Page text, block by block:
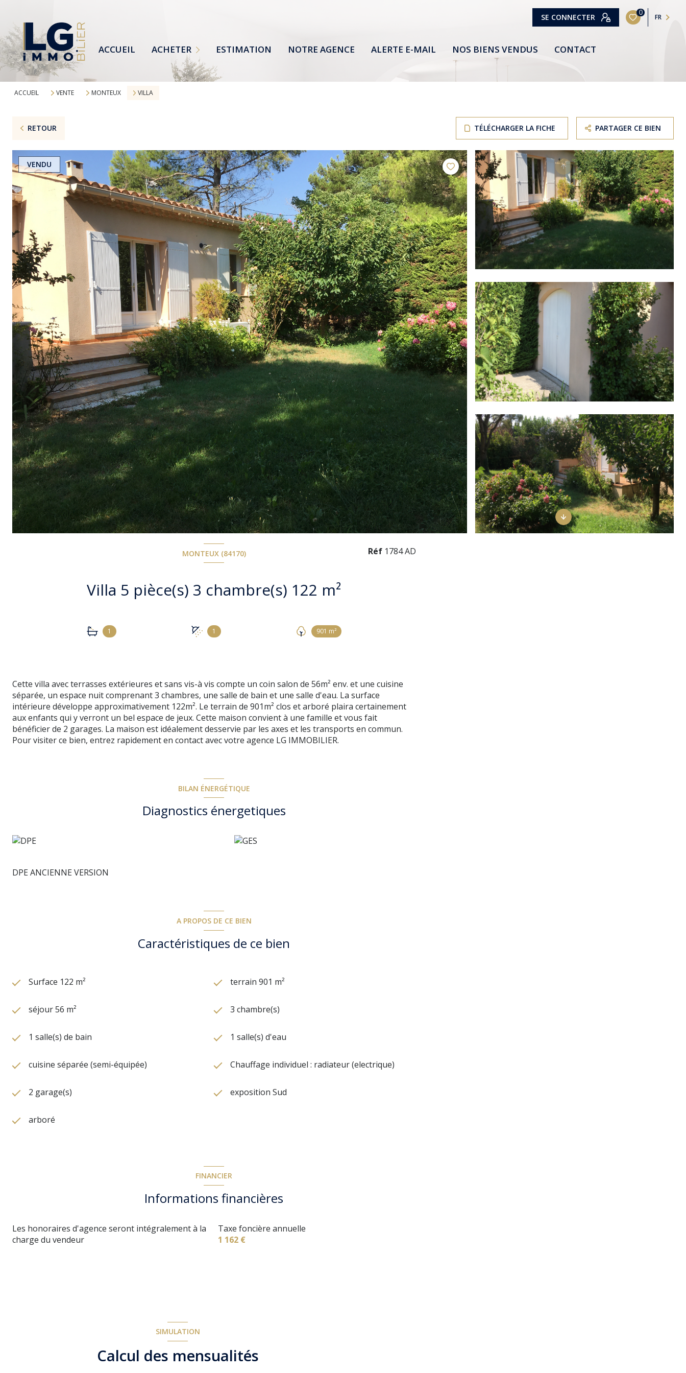
SE CONNECTER 0
FR
ACCUEIL ACHETER
TERRAINS
APPARTEMENTS
ESTIMATION NOTRE AGENCE ALERTE E-MAIL NOS BIENS VENDUS CONTACT
ACCUEIL VENTE MONTEUX VILLA
RETOUR TÉLÉCHARGER LA FICHE PARTAGER CE BIEN
VENDU
MONTEUX (84170)
Villa 5 pièce(s) 3 chambre(s) 122 m²
1 1 901 m²
Réf 1784 AD
Cette villa avec terrasses extérieures et sans vis-à vis compte un coin salon de 56m² env. et une cuisine
séparée, un espace nuit comprenant 3 chambres, une salle de bain et une salle d'eau. La surface
intérieure développe approximativement 122m². Le terrain de 901m² clos et arboré plaira certainement
aux enfants qui y verront un bel espace de jeux. Cette maison convient à une famille et vous fait
bénéficier de 2 garages. La maison est idéalement desservie par les axes et les transports en commun.
Pour visiter ce bien, entrez rapidement en contact avec votre agence LG IMMOBILIER.
BILAN ÉNERGÉTIQUE
Diagnostics énergetiques
DPE ANCIENNE VERSION
A PROPOS DE CE BIEN
Caractéristiques de ce bien
Surface 122 m² terrain 901 m²
séjour 56 m² 3 chambre(s)
1 salle(s) de bain 1 salle(s) d'eau
cuisine séparée (semi-équipée) Chauffage individuel : radiateur (electrique)
2 garage(s) exposition Sud
arboré
FINANCIER
Informations financières
Les honoraires d'agence seront intégralement à la
charge du vendeur
Taxe foncière annuelle
1 162 €
SIMULATION
Calcul des mensualités